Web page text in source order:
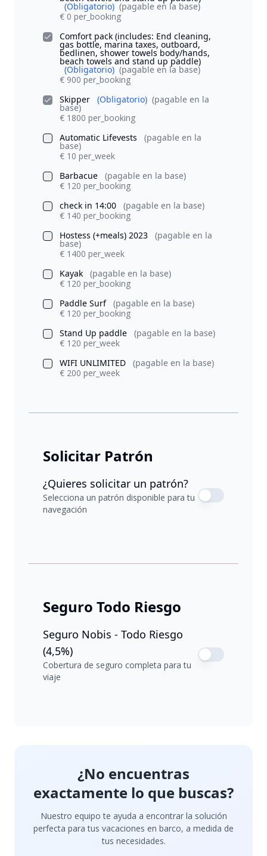
(Obligatorio) (pagable en la base)
€ 0 per_booking
Comfort pack (includes: End cleaning,
gas bottle, marina taxes, outboard,
bedlinen, shower towels body/hands,
beach towels and stand up paddle)
(Obligatorio) (pagable en la base)
€ 900 per_booking
Skipper
(Obligatorio) (pagable en la
base)
€ 1800 per_booking
Automatic Lifevests
(pagable en la
base)
€ 10 per_week
Barbacue
(pagable en la base)
€ 120 per_booking
check in 14:00
(pagable en la base)
€ 140 per_booking
Hostess (+meals) 2023
(pagable en la
base)
€ 1400 per_week
Kayak
(pagable en la base)
€ 120 per_booking
Paddle Surf (pagable en la base)
€ 120 per_booking
Stand Up paddle
(pagable en la base)
€ 120 per_week
WIFI UNLIMITED
(pagable en la base)
€ 200 per_week
Solicitar Patrón
¿Quieres solicitar un patrón?
Selecciona un patrón disponible para tu
navegación
Seguro Todo Riesgo
Seguro Nobis - Todo Riesgo
(4,5%)
Cobertura de seguro completa para tu
viaje
¿No encuentras
exactamente lo que buscas?
Nuestro equipo te ayuda a encontrar la solución
perfecta para tus vacaciones en barco, a medida de
tus necesidades.